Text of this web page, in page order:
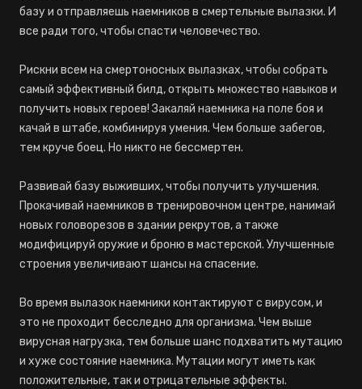
базу и отправляешь наемников в смертельные вылазки. И
все ради того, чтобы спасти человечество.
Рискни всем на смертоносных вылазках, чтобы собрать
самый эффективный билд, открыть множество навыков и
получить новых героев! Закаляй наемника на поле боя и
качай в штабе, комбинируя умения. Чем больше забегов,
тем круче боец. Но никто не бессмертен.
Развивай базу выживших, чтобы получить улучшения.
Прокачивай наемников в тренировочном центре, нанимай
новых головорезов в здании рекрутов, а также
модифицируй оружие и броню в мастерской. Улучшенные
строения увеличивают шансы на спасение.
Во время вылазок наемники контактируют с вирусом, и
это не проходит бесследно для организма. Чем выше
вирусная нагрузка, тем больше шанс подхватить мутацию
и хуже состояние наемника. Мутации могут иметь как
положительные, так и отрицательные эффекты.